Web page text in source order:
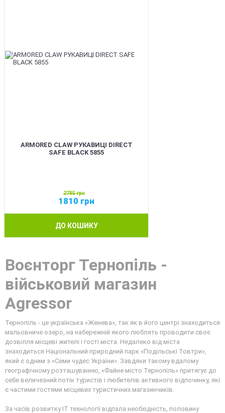
ARMORED CLAW РУКАВИЦІ DIRECT
SAFE BLACK 5855
2785грн
1810 грн
ДО КОШИКУ
Воєнторг Тернопіль -
військовий магазин
Agressor
Тернопіль - це українська «Женева», так як в його центрі знаходиться
мальовниче озеро, на набережній якого люблять проводити своє
дозвілля місцеві жителі і гості міста. Недалеко від міста
знаходиться Національний природний парк «Подільські Товтри»,
який є одним з «Семи чудес України». Завдяки такому вдалому
географічному розташуванню, «Файне місто Тернопіль» притягує до
себе величезний потік туристів і любителів активного відпочинку, які
є частими гостями місцевих туристичних магазинчиків.
За часів розвитку IT технології відпала необхідність, половину